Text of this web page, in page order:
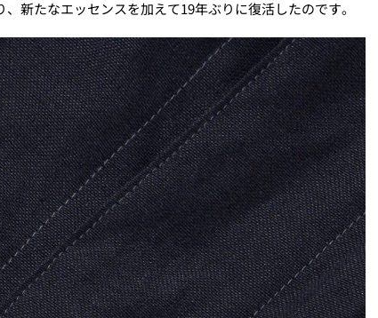
新たなエッセンスを加えて19年ぶりに復活したのです。